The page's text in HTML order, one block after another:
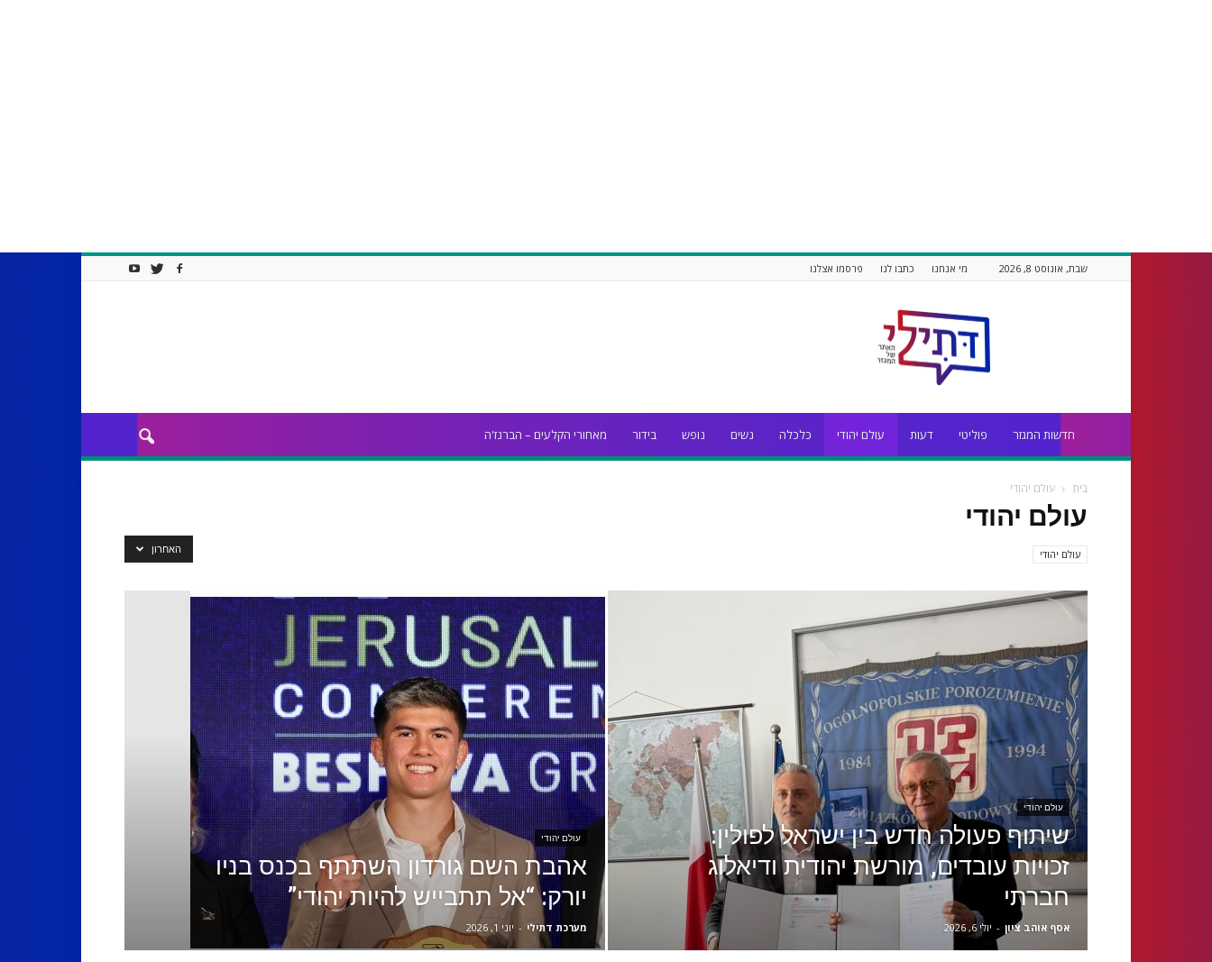
שבת, אוגוסט 8, 2026 מי אנחנו כתבו לנו פרסמו אצלנו
חדשות המגזר פוליטי דעות עולם יהודי כלכלה נשים נופש בידור מאחורי הקלעים – הברנז'ה
בית עולם יהודי
עולם יהודי
עולם יהודי האחרון
עולם יהודי
שיתוף פעולה חדש בין ישראל לפולין:
זכויות עובדים, מורשת יהודית ודיאלוג
חברתי
אסף אוהב ציון - יולי 6, 2026
עולם יהודי
אהבת השם גורדון השתתף בכנס בניו
יורק: “אל תתבייש להיות יהודי”
מערכת דתילי - יוני 1, 2026